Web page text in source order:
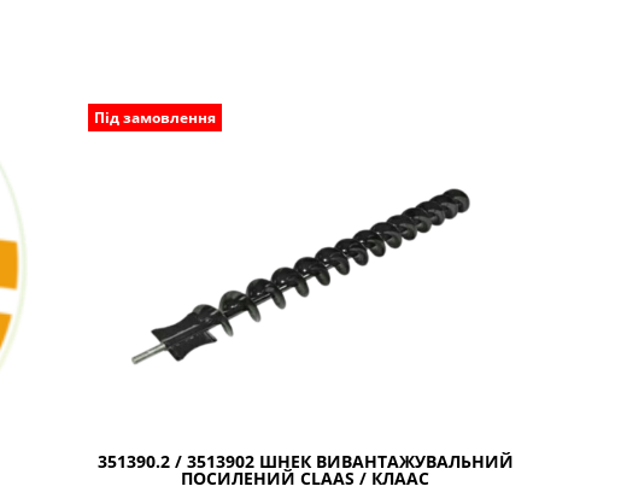
Під замовлення
351390.2 / 3513902 ШНЕК ВИВАНТАЖУВАЛЬНИЙ
ПОСИЛЕНИЙ CLAAS / КЛААС